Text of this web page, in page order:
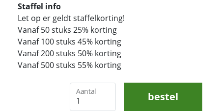
Staffel info
Let op er geldt staffelkorting!
Vanaf 50 stuks 25% korting
Vanaf 100 stuks 45% korting
Vanaf 200 stuks 50% korting
Vanaf 500 stuks 55% korting
Aantal bestel